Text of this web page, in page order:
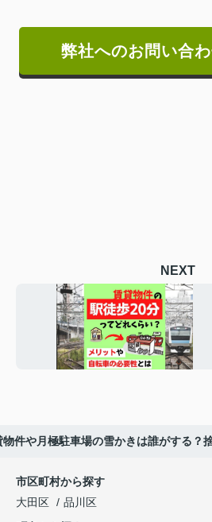
弊社へのお問い合
NEXT
物件や月極駐車場の雪かきは誰がする？
市区町村から探す
大田区
品川区